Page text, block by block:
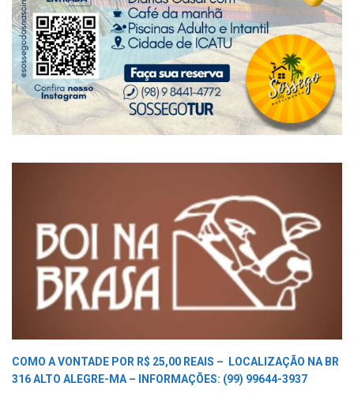
COMO A VONTADE POR R$ 25,00 REAIS –
LOCALIZAÇÃO NA BR
316 ALTO ALEGRE-MA –
INFORMAÇÕES: (99) 99644-3937